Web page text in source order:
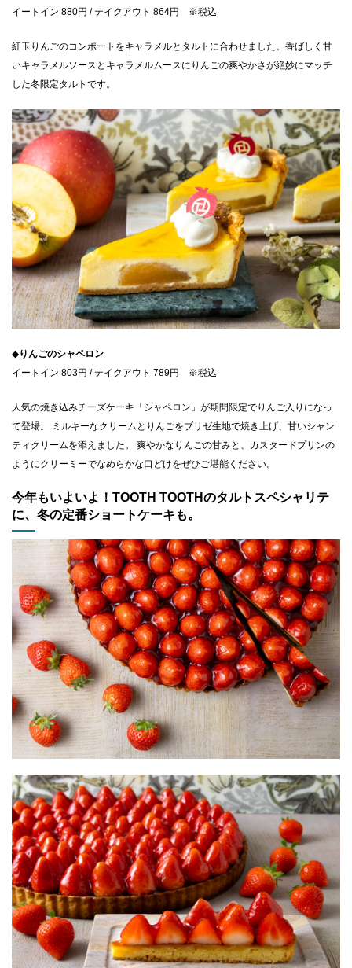
イートイン 880円 / テイクアウト 864円 ※税込
紅玉りんごのコンポートをキャラメルとタルトに合わせました。香ばしく甘
いキャラメルソースとキャラメルムースにりんごの爽やかさが絶妙にマッチ
した冬限定タルトです。
◆りんごのシャペロン
イートイン 803円 / テイクアウト 789円 ※税込
人気の焼き込みチーズケーキ「シャペロン」が期間限定でりんご入りになっ
て登場。 ​ミルキーなクリームとりんごをブリゼ生地で焼き上げ、甘いシャン
ティクリームを添えました。 ​爽やかなりんごの甘みと、カスタードプリンの
ようにクリーミーでなめらかな口どけをぜひご堪能ください。
今年もいよいよ！TOOTH TOOTHのタルトスペシャリテ
に、冬の定番ショートケーキも。